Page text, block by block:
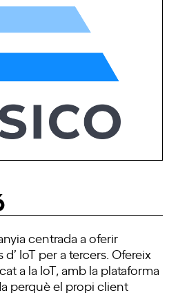
centrada a oferir
IoT per a tercers. Ofereix
a la IoT, amb la plataforma
perquè el propi client